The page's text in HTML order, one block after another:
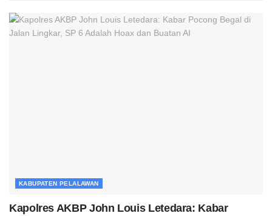
KABUPATEN PELALAWAN
Kapolres AKBP John Louis Letedara: Kabar